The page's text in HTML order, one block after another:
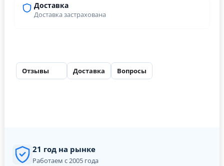
Доставка
Доставка застрахована
Отзывы Доставка Вопросы
21 год на рынке
Работаем с 2005 года